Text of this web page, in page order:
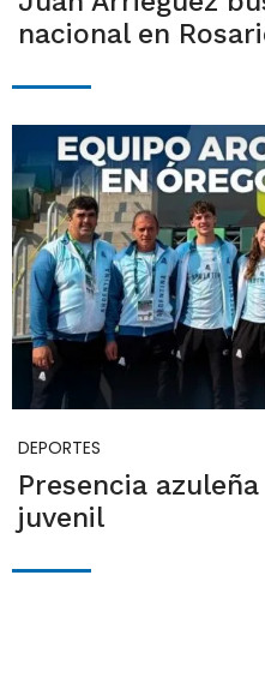
nacional en
DEPORTES
Presencia
juvenil